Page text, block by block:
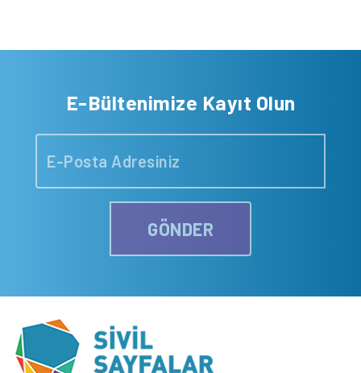
E-Bültenimize Kayıt Olun
GÖNDER